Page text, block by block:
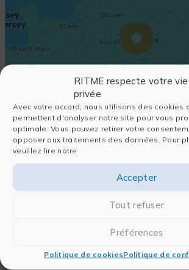
RITME respecte votre vie
privée
Avec votre accord, nous utilisons des cookies
permettent d'analyser notre site pour vous
optimale. Vous pouvez retirer votre
opposer aux traitements des données. Pour
veuillez lire notre
Accepter
Tout refuser
Préférences
Politique de cookiesPolitique de